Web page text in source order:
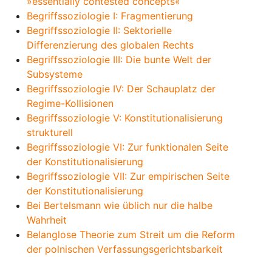
Begriffssoziologie I: Fragmentierung
Begriffssoziologie II: Sektorielle
Differenzierung des globalen Rechts
Begriffssoziologie III: Die bunte Welt der
Subsysteme
Begriffssoziologie IV: Der Schauplatz der
Regime-Kollisionen
Begriffssoziologie V: Konstitutionalisierung
strukturell
Begriffssoziologie VI: Zur funktionalen Seite
der Konstitutionalisierung
Begriffssoziologie VII: Zur empirischen Seite
der Konstitutionalisierung
Bei Bertelsmann wie üblich nur die halbe
Wahrheit
Belanglose Theorie zum Streit um die Reform
der polnischen Verfassungsgerichtsbarkeit